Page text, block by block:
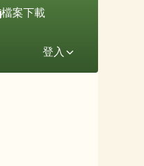
檔案下載
登入